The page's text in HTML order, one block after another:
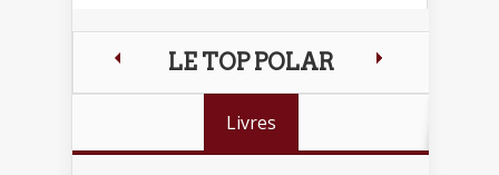
LE TOP POLAR
Livres